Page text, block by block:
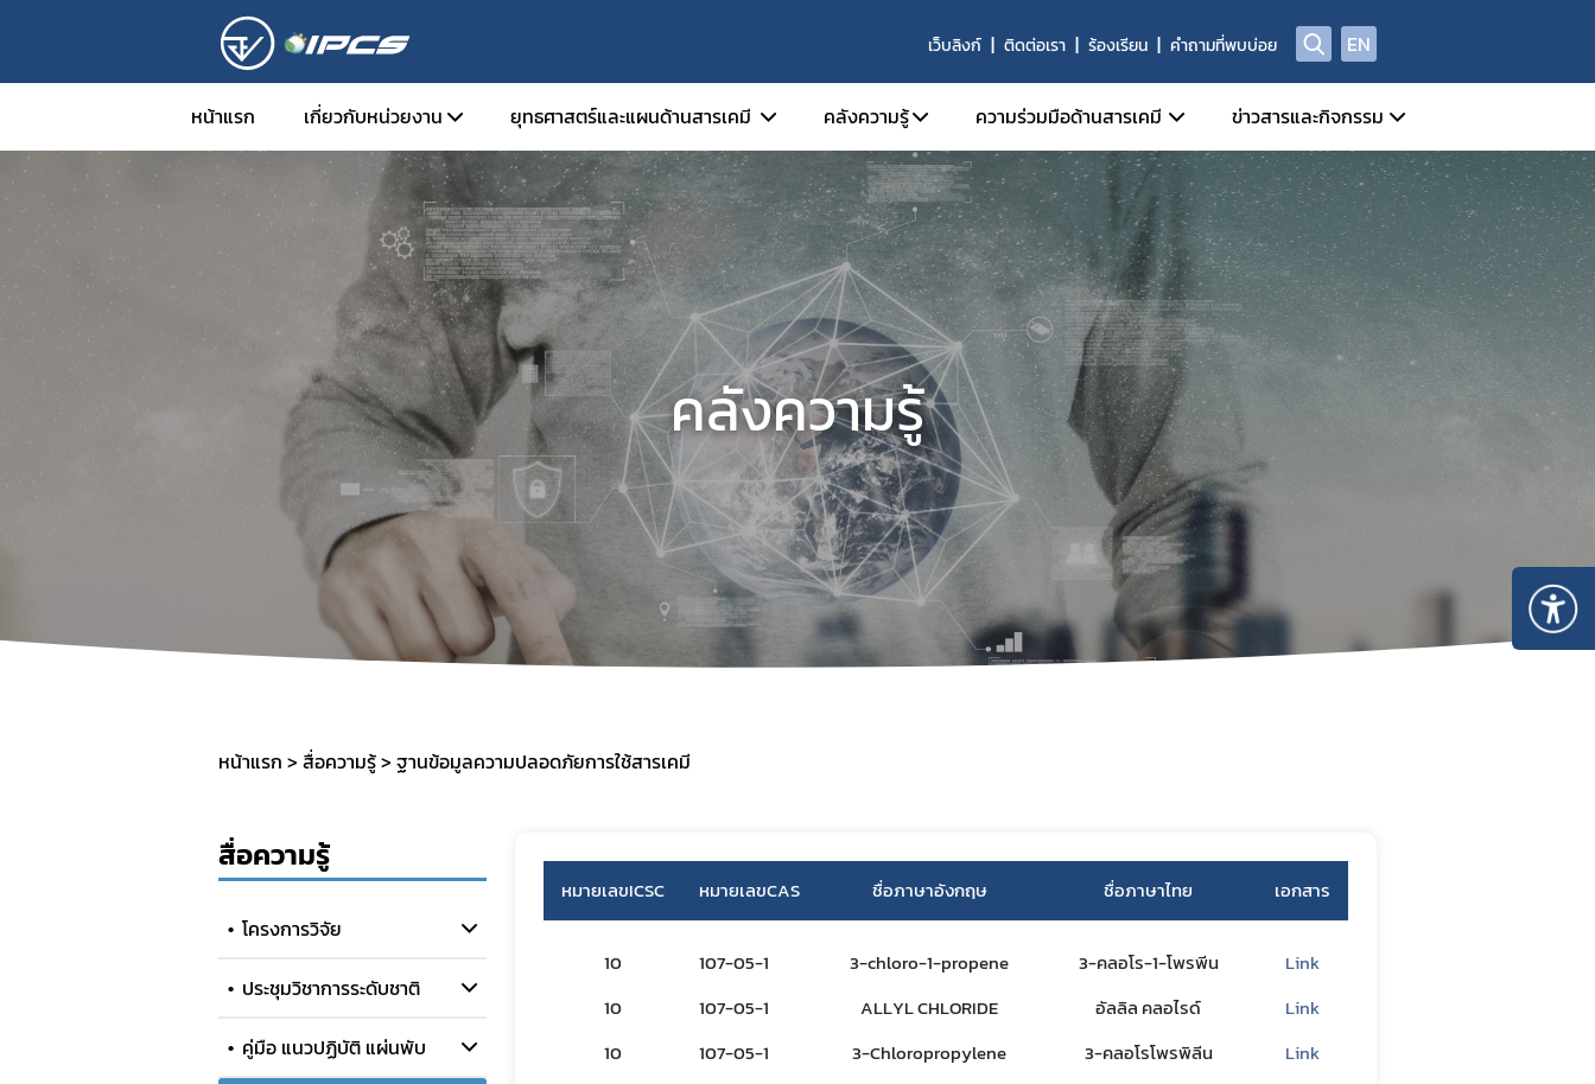
เว็บลิงก์ ติดต่อเรา ร้องเรียน คำถามที่พบบ่อย EN
หน้าแรก เกี่ยวกับหน่วยงาน
หน้าที่ความรับผิดชอบ
ติดต่อเรา
ยุทธศาสตร์และแผนด้านสารเคมี
ยุทธศาสตร์ด้านสารเคมี
แผนด้านการจัดการสารเคมี
แผนฉบับที่ 3 (พ.ศ. 2550-2554)
แผนฉบับที่ 4 (พ.ศ. 2555-2564)
แผนแม่บทการจัดการสารเคมี (พ.ศ. 2562-2580)
กลไกการขับเคลื่อน
คณะกรรมการแห่งชาติว่าด้วย การพัฒนา
ยุทธศาสตร์การจัดการสารเคมี
อนุกรรมการประสานนโยบาย
อนุกรรมการพัฒนากฎหมายสารเคมี
อนุกรรมการวิชาการ
คำสั่งแต่งตั้ง
รายงานการประชุมคณะกรรมการแห่งชาติ
ปี 2561
คลังความรู้
โครงการวิจัย
การประเมินผลแผนจัดการสารเคมี
การพัฒนากฎหมายด้านสารเคมี
ประชุมวิชาการระดับชาติ
การประชุมครั้งที่ 1 (19-20 ก.ค.60)
คู่มือ แนวปฏิบัติ แผ่นพับ
คู่มือ
แนวปฏิบัติ
แผ่นพับ
ฐานข้อมูลความปลอดภัยการใช้สารเคมี
ข่าวสารความปลอดภัยด้านเคมีวัตถุ
ทำเนียบสารเคมี
Chemical Profile
วิดีโอด้านสารเคมี
แหล่งอ้างอิงข้อมูลสารเคมี
ความร่วมมือด้านสารเคมี
ความร่วมมือกับหน่วยงานในประเทศ
ความร่วมมือกับองค์กรระหว่างประเทศ
ข่าวสารและกิจกรรม
ข่าวสารประชาสัมพันธ์
ปฏิทินกิจกรรม
คลังความรู้
หน้าแรก สื่อความรู้ ฐานข้อมูลความปลอดภัยการใช้สารเคมี
สื่อความรู้
โครงการวิจัย
ประชุมวิชาการระดับชาติ
คู่มือ แนวปฏิบัติ แผ่นพับ
หมายเลขICSC หมายเลขCAS ชื่อภาษาอังกฤษ ชื่อภาษาไทย เอกสาร
10 107-05-1 3-chloro-1-propene 3-คลอโร-1-โพรพีน
Link
10
107-05-1 ALLYL CHLORIDE อัลลิล คลอไรด์
Link
10
107-05-1 3-Chloropropylene 3-คลอโรโพรพิลีน
Link
Subscribe